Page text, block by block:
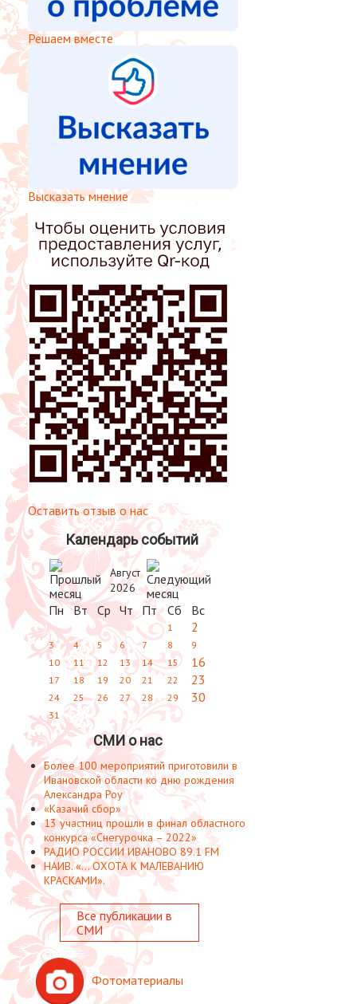
Решаем вместе
Высказать мнение
Оставить отзыв о нас
Календарь событий
Август
2026
Пн Вт Ср Чт Пт Сб Вс
1 2
3 4 5 6 7 8
9
10
11 12 13 14 15 16
17 18 19 20 21 22 23
24 25 26 27 28 29 30
31
СМИ о нас
Более 100 мероприятий приготовили в
Ивановской области ко дню рождения
Александра Роу
«Казачий сбор»
13 участниц прошли в финал областного
конкурса «Снегурочка – 2022»
РАДИО РОССИИ ИВАНОВО 89.1 FM
НАИВ. «... ОХОТА К МАЛЕВАНИЮ
КРАСКАМИ».
Все публикации в
СМИ
Фотоматериалы